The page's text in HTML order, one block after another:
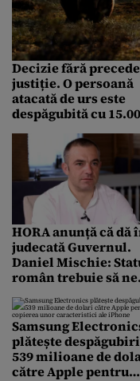
Decizie fără
justiție. O persoană
atacată de urs este
despăgubită cu
euro
HORA anunță că dă
judecată Guvernul.
Daniel Mischie:
român trebuie să ne
acţiune în toată ţara
Samsung
plătește
539 milioane de
către Apple pentru